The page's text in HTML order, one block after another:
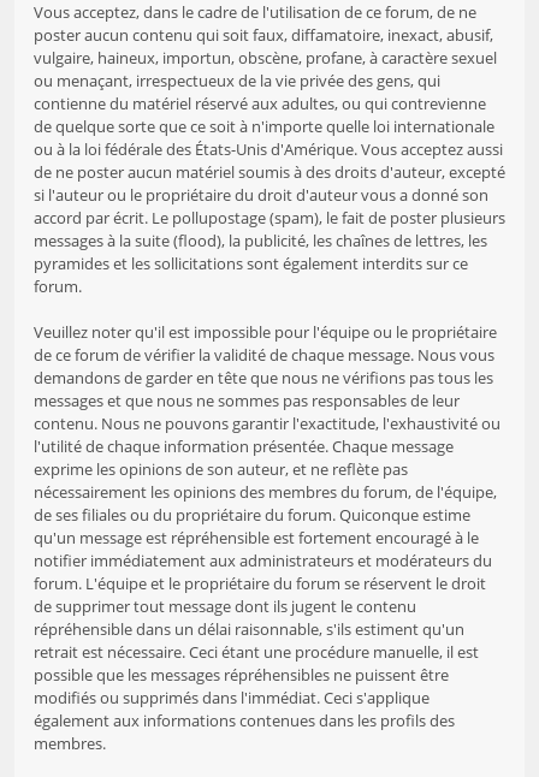
Vous acceptez, dans le cadre de l'utilisation de ce forum, de ne
poster aucun contenu qui soit faux, diffamatoire, inexact, abusif,
vulgaire, haineux, importun, obscène, profane, à caractère sexuel
ou menaçant, irrespectueux de la vie privée des gens, qui
contienne du matériel réservé aux adultes, ou qui contrevienne
de quelque sorte que ce soit à n'importe quelle loi internationale
ou à la loi fédérale des États-Unis d'Amérique. Vous acceptez aussi
de ne poster aucun matériel soumis à des droits d'auteur, excepté
si l'auteur ou le propriétaire du droit d'auteur vous a donné son
accord par écrit. Le pollupostage (spam), le fait de poster plusieurs
messages à la suite (flood), la publicité, les chaînes de lettres, les
pyramides et les sollicitations sont également interdits sur ce
forum.
Veuillez noter qu'il est impossible pour l'équipe ou le propriétaire
de ce forum de vérifier la validité de chaque message. Nous vous
demandons de garder en tête que nous ne vérifions pas tous les
messages et que nous ne sommes pas responsables de leur
contenu. Nous ne pouvons garantir l'exactitude, l'exhaustivité ou
l'utilité de chaque information présentée. Chaque message
exprime les opinions de son auteur, et ne reflète pas
nécessairement les opinions des membres du forum, de l'équipe,
de ses filiales ou du propriétaire du forum. Quiconque estime
qu'un message est répréhensible est fortement encouragé à le
notifier immédiatement aux administrateurs et modérateurs du
forum. L'équipe et le propriétaire du forum se réservent le droit
de supprimer tout message dont ils jugent le contenu
répréhensible dans un délai raisonnable, s'ils estiment qu'un
retrait est nécessaire. Ceci étant une procédure manuelle, il est
possible que les messages répréhensibles ne puissent être
modifiés ou supprimés dans l'immédiat. Ceci s'applique
également aux informations contenues dans les profils des
membres.